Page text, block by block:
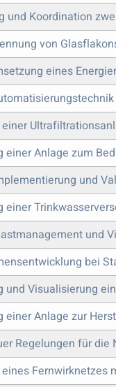
und Koordination
von
eines
einer Anlage zum
und
einer
und
bei
und Visualisierung
einer Anlage zur
Regelungen für
Fernwirknetzes